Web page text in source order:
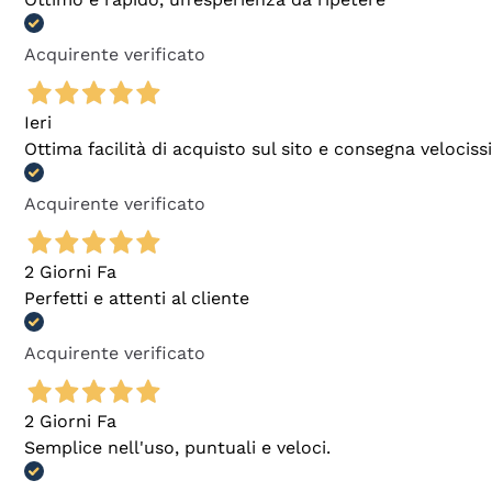
Acquirente verificato
Ieri
Ottima facilità di acquisto sul sito e consegna
Acquirente verificato
2 Giorni Fa
Perfetti e attenti al cliente
Acquirente verificato
2 Giorni Fa
Semplice nell'uso, puntuali e veloci.